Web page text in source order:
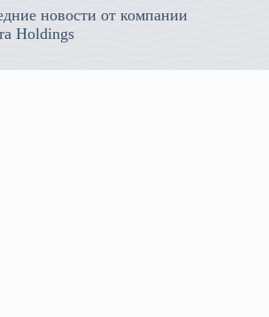
новости от компании
Holdings